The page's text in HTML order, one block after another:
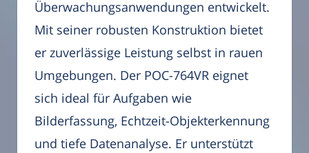
Überwachungsanwendungen entwickelt.
Mit seiner robusten Konstruktion bietet
er zuverlässige Leistung selbst in rauen
Umgebungen. Der POC-764VR eignet
sich ideal für Aufgaben wie
Bilderfassung, Echtzeit-Objekterkennung
und tiefe Datenanalyse. Er unterstützt